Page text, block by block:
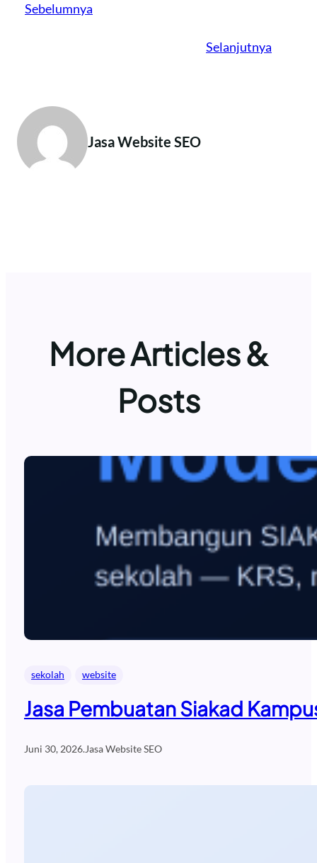
Sebelumnya
Selanjutnya
Jasa Website SEO
More Articles &
Posts
sekolah website
Jasa Pembuatan Siakad
Juni 30, 2026.Jasa Website SEO